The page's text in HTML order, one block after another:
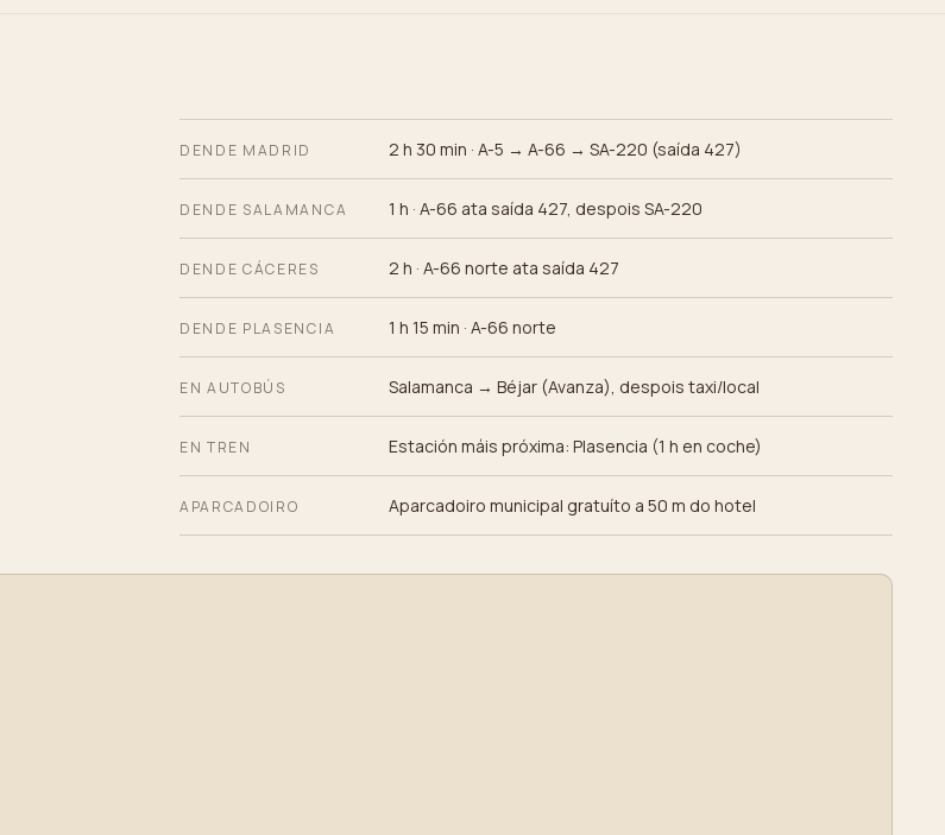
DENDE MADRID 2 h 30 min · A-5 → A-66 → SA-220 (saída 427)
DENDE SALAMANCA 1 h · A-66 ata saída 427, despois SA-220
DENDE CÁCERES 2 h · A-66 norte ata saída 427
DENDE PLASENCIA 1 h 15 min · A-66 norte
EN AUTOBÚS Salamanca → Béjar (Avanza), despois taxi/local
EN TREN Estación máis próxima: Plasencia (1 h en coche)
APARCADOIRO Aparcadoiro municipal gratuíto a 50 m do hotel